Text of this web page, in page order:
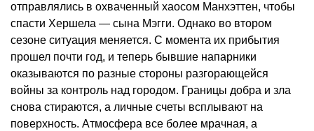
отправлялись в охваченный хаосом Манхэттен, чтобы
спасти Хершела — сына Мэгги. Однако во втором
сезоне ситуация меняется. С момента их прибытия
прошел почти год, и теперь бывшие напарники
оказываются по разные стороны разгорающейся
войны за контроль над городом. Границы добра и зла
снова стираются, а личные счеты всплывают на
поверхность. Атмосфера все более мрачная, а